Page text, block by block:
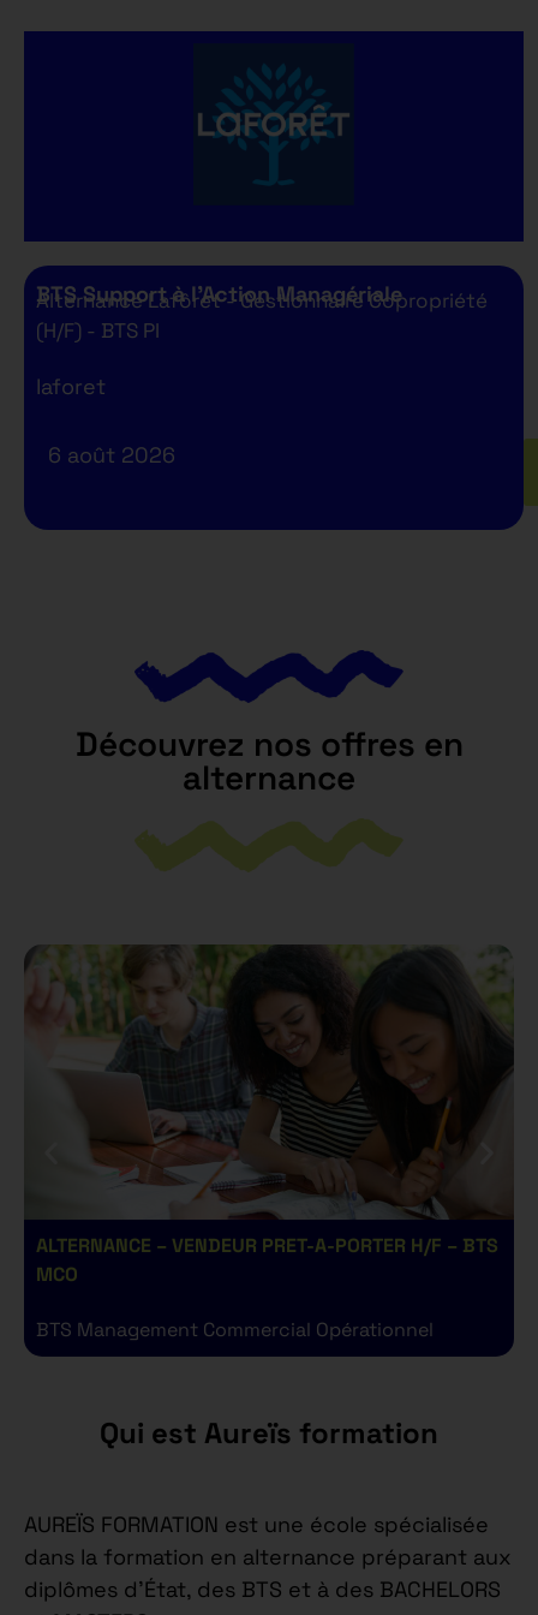
BTS Support à l’Action Managériale
Alternance Lafôret - Gestionnaire Copropriété
(H/F) - BTS PI
laforet
6 août 2026
Découvrez nos offres en
alternance
ALTERNANCE – VENDEUR PRET-A-PORTER H/F – BTS
MCO
BTS Management Commercial Opérationnel
Qui est Aureïs formation
AUREÏS FORMATION est une école spécialisée
dans la formation en alternance préparant aux
diplômes d’État, des BTS et à des BACHELORS